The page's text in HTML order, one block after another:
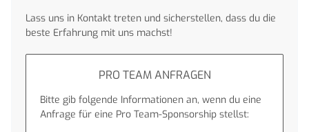
Lass uns in Kontakt treten und sicherstellen, dass du die
beste Erfahrung mit uns machst!
PRO TEAM ANFRAGEN
Bitte gib folgende Informationen an, wenn du eine
Anfrage für eine Pro Team-Sponsorship stellst: